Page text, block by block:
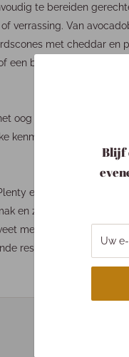
Blijf
Uw
te bereiden
verrassing. Van
met cheddar en
een bevroren munt-en-
oog zijn en verleidelijk
kenmerken betrekking
en Jeruzalem
en za'atar te verleiden.
met tal van heerlijk
restaurants en